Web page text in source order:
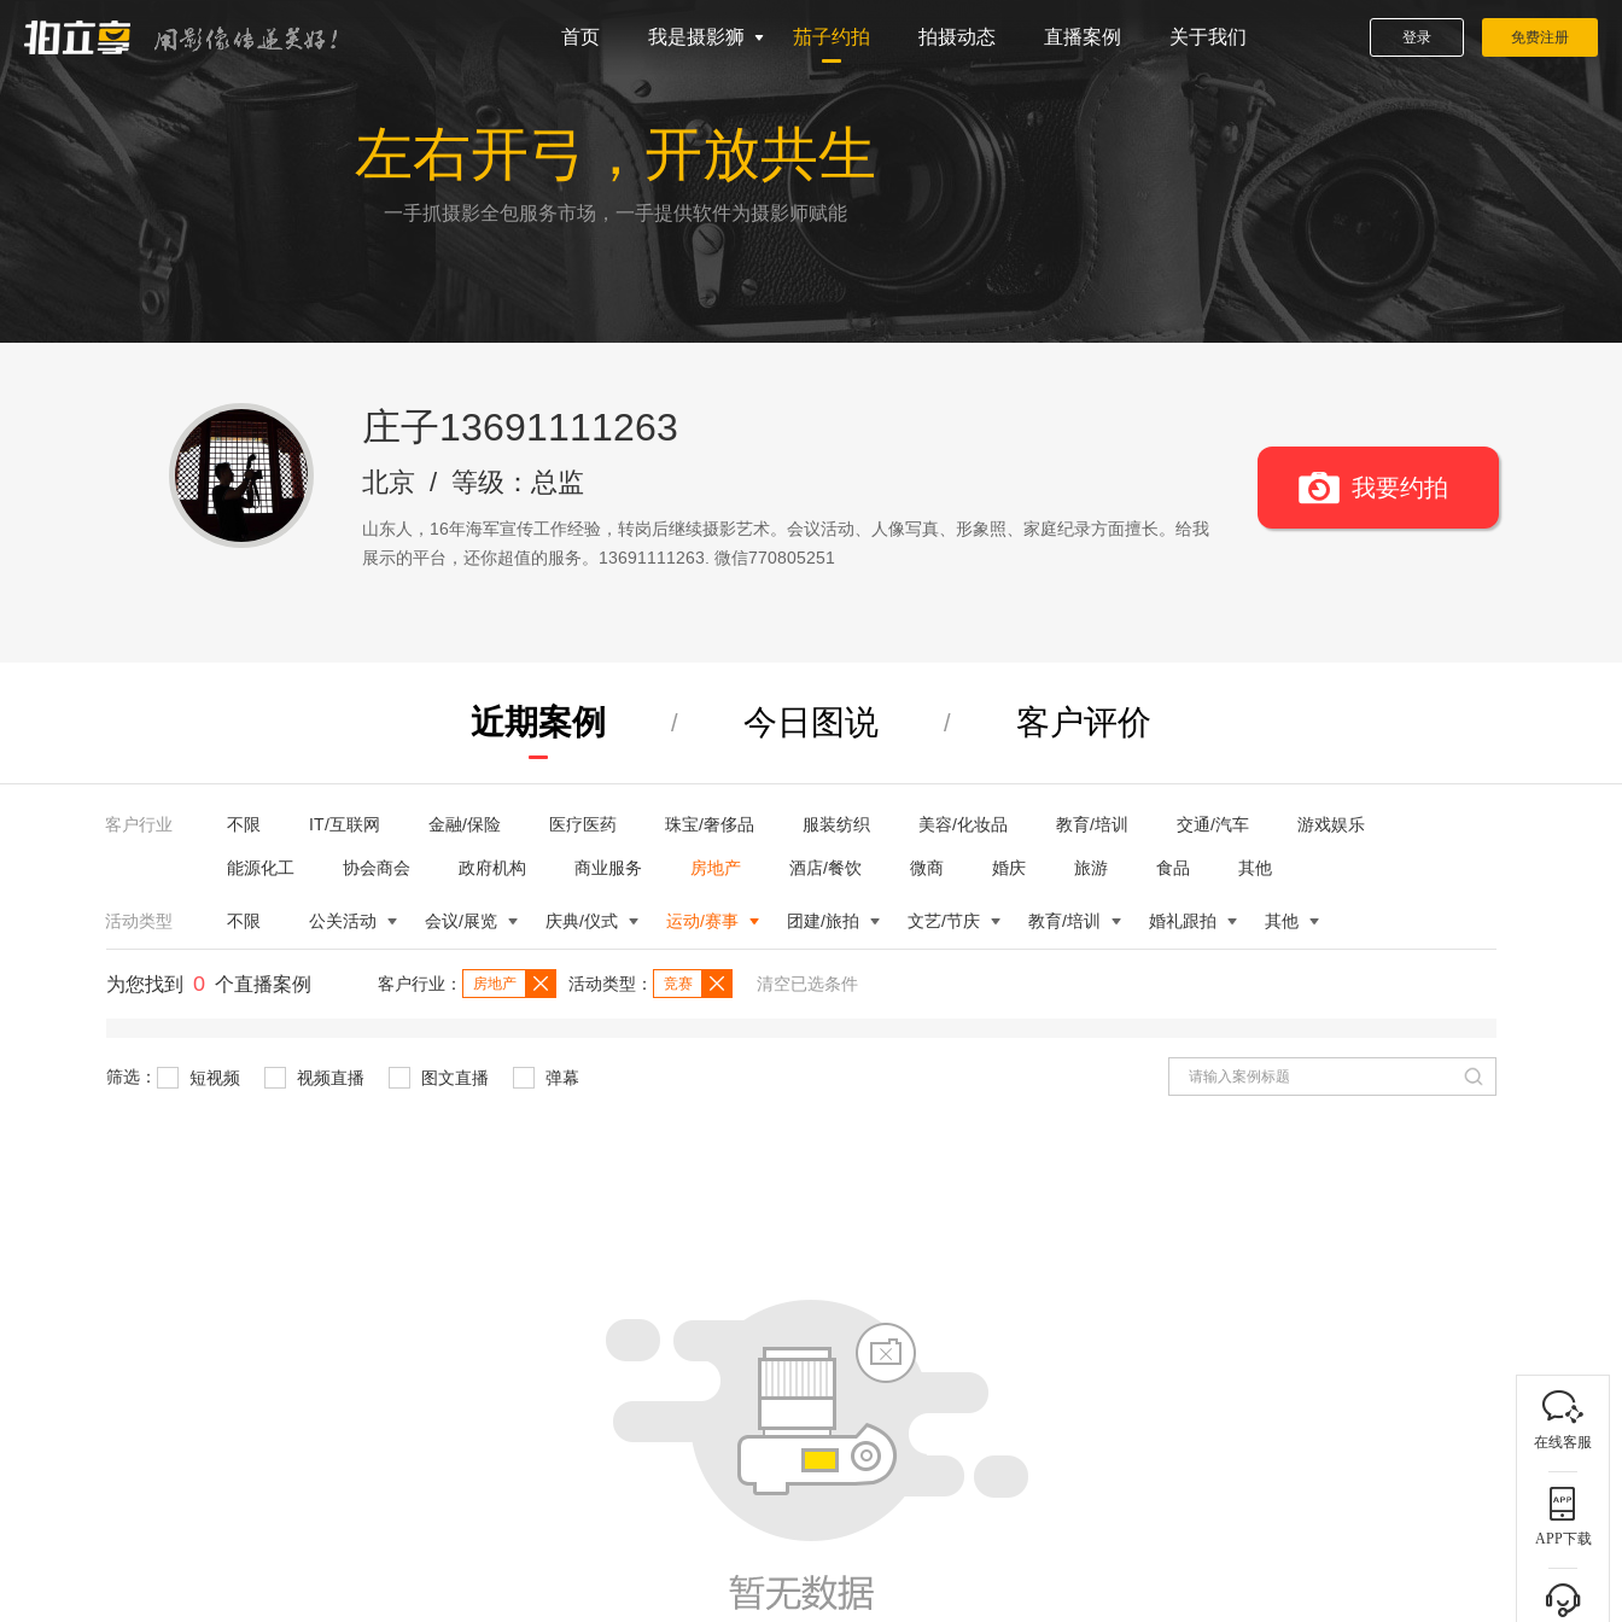
首页 我是摄影狮 茄子约拍 拍摄动态 直播案例 关于我们 登录 免费注册
左右开弓，开放共生
一手抓摄影全包服务市场，一手提供软件为摄影师赋能
庄子13691111263
北京 / 等级：总监
山东人，16年海军宣传工作经验，转岗后继续摄影艺术。会议活动、人像写真、形象照、家庭纪录方面擅长。给我
展示的平台，还你超值的服务。13691111263. 微信770805251
我要约拍
近期案例 / 今日图说 / 客户评价
客户行业 不限 IT/互联网 金融/保险 医疗医药 珠宝/奢侈品 服装纺织 美容/化妆品 教育/培训 交通/汽车 游戏娱乐
能源化工 协会商会 政府机构 商业服务 房地产 酒店/餐饮 微商 婚庆 旅游 食品 其他
活动类型 不限 公关活动 会议/展览 庆典/仪式 运动/赛事 团建/旅拍 文艺/节庆 教育/培训 婚礼跟拍 其他
为您找到 0 个直播案例 客户行业： 房地产 活动类型： 竞赛 清空已选条件
筛选： 短视频 视频直播 图文直播 弹幕
在线客服
APP下载